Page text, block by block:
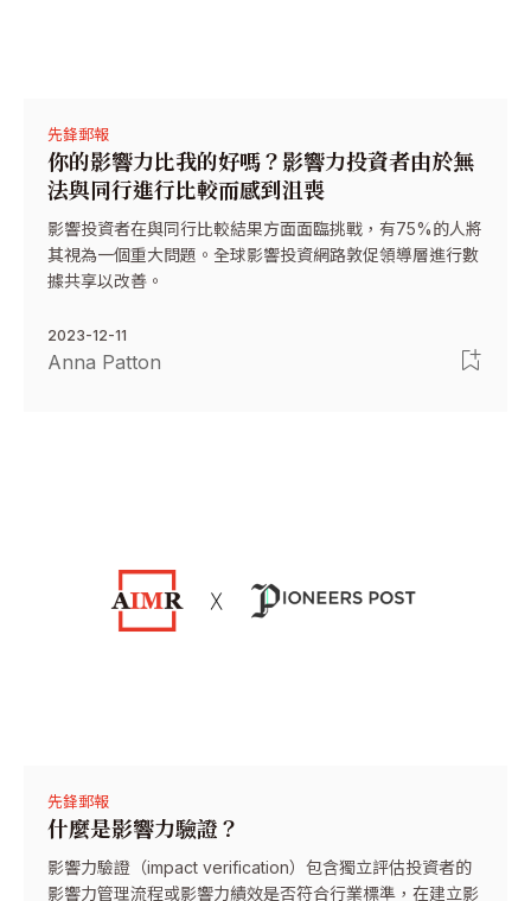
先鋒郵報
你的影響力比我的好嗎？影響力投資者由於無
法與同行進行比較而感到沮喪
影響投資者在與同行比較結果方面面臨挑戰，有75%的人將
其視為一個重大問題。全球影響投資網路敦促領導層進行數
據共享以改善。
2023-12-11
Anna Patton
先鋒郵報
什麼是影響力驗證？
影響力驗證（impact verification）包含獨立評估投資者的
影響力管理流程或影響力績效是否符合行業標準，在建立影